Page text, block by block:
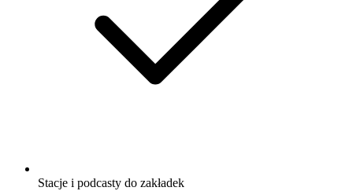
Stacje i podcasty do zakładek